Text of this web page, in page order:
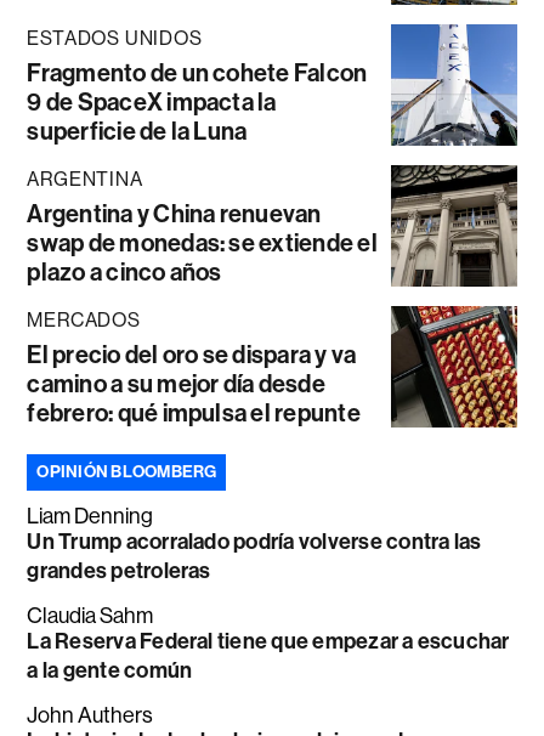
ESTADOS UNIDOS
Fragmento de un cohete Falcon
9 de SpaceX impacta la
superficie de la Luna
ARGENTINA
Argentina y China renuevan
swap de monedas: se extiende el
plazo a cinco años
MERCADOS
El precio del oro se dispara y va
camino a su mejor día desde
febrero: qué impulsa el repunte
OPINIÓN BLOOMBERG
Liam Denning
Un Trump acorralado podría volverse contra las
grandes petroleras
Claudia Sahm
La Reserva Federal tiene que empezar a escuchar
a la gente común
John Authers